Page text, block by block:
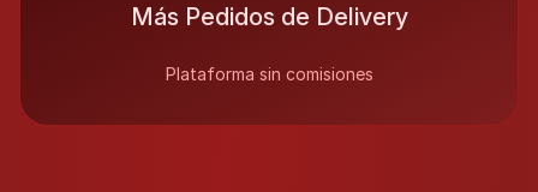
Más Pedidos de Delivery
Plataforma sin comisiones